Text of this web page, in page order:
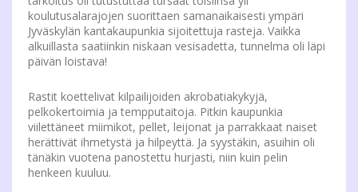
koulutusalarajojen suorittaen samanaikaisesti ympäri
Jyväskylän kantakaupunkia sijoitettuja rasteja. Vaikka
alkuillasta saatiinkin niskaan vesisadetta, tunnelma oli läpi
päivän loistava!
Rastit koettelivat kilpailijoiden akrobatiakykyjä,
pelkokertoimia ja tempputaitoja. Pitkin kaupunkia
viilettäneet miimikot, pellet, leijonat ja parrakkaat naiset
herättivät ihmetystä ja hilpeyttä. Ja syystäkin, asuihin oli
tänäkin vuotena panostettu hurjasti, niin kuin pelin
henkeen kuuluu.